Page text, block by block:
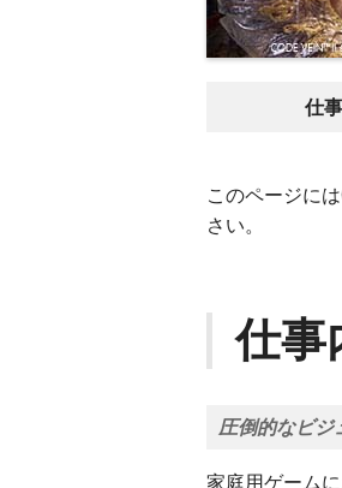
仕
このページに
さい。
仕事
圧倒的なビジ
家庭用ゲーム